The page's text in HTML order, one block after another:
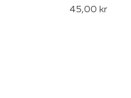
45,00 kr